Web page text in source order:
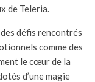
de Teleria.
défis rencontrés
comme des
le cœur de la
d’une magie